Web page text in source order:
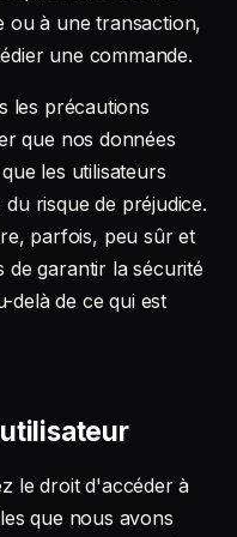
ou à une transaction,
une commande.
les précautions
que nos données
les utilisateurs
risque de préjudice.
parfois, peu sûr et
de garantir la sécurité
delà de ce qui est
le droit d'accéder à
que nous avons